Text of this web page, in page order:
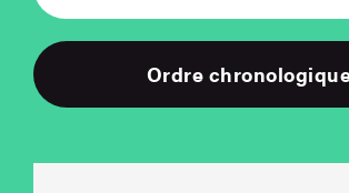
Ordre